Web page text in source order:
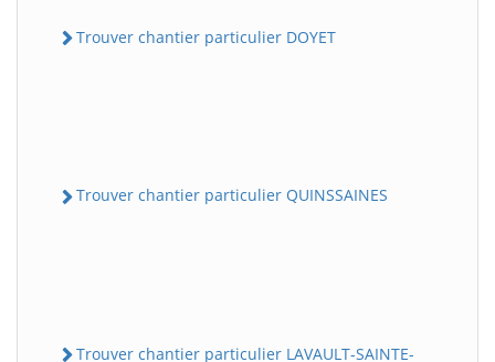
Trouver chantier particulier DOYET
Trouver chantier particulier QUINSSAINES
Trouver chantier particulier LAVAULT-SAINTE-